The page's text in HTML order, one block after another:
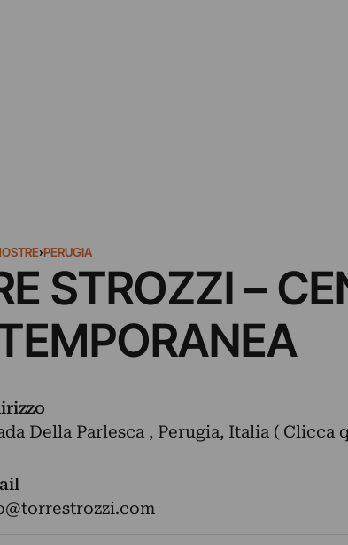
›PERUGIA
STROZZI –
Della Parlesca , Perugia, Italia ( Clicca